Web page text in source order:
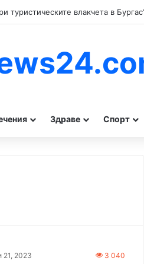
Здраве Спорт
21, 2023 3 040